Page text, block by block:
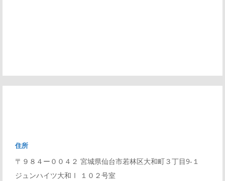
住所
〒９８４ー００４２ 宮城県仙台市若林区大和町３丁目9-１
ジュンハイツ大和Ⅰ １０２号室